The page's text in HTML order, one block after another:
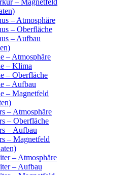
– Atmosphäre
– Oberfläche
– Aufbau
– Atmosphäre
– Klima
– Oberfläche
– Aufbau
– Magnetfeld
– Atmosphäre
– Oberfläche
– Aufbau
– Magnetfeld
– Atmosphäre
– Aufbau